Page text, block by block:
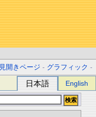
見開きページ - グラフィック -
日本語 English